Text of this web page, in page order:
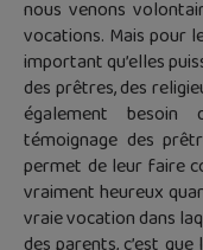
nous venons
vocations. Mais pour
important qu’elles
des prêtres, des
également besoin
témoignage des
permet de leur faire
vraiment heureux
vraie vocation dans